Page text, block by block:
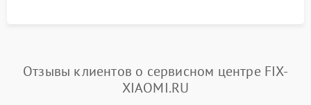
Отзывы клиентов о сервисном центре FIX-
XIAOMI.RU